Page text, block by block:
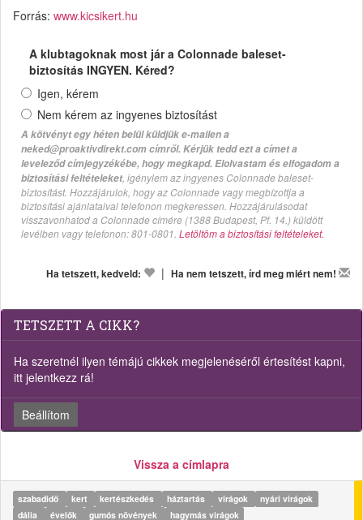
Forrás: www.kicsikert.hu
A klubtagoknak most jár a Colonnade baleset-
biztosítás INGYEN. Kéred?
Igen, kérem
Nem kérem az ingyenes biztosítást
A kötvényt egy héten belül küldjük e-mailen a
neked@proaktivdirekt.com címről. Kérjük tedd ezt a címet a
leveleződ címjegyzékébe, hogy megkapd. Elolvastam és elfogadom a
biztosítási feltételeket, igénylem az ingyenes Colonnade baleset-
biztosítást. Hozzájárulok, hogy az Colonnade vagy megbízottja a
biztosítási ajánlataival telefonon megkeressen. Hozzájárulásodat
visszavonhatod a Colonnade címére (1388 Budapest, Pf. 14.) küldött
levélben vagy telefonon: 801-0801. Letöltöm a biztosítási feltételeket.
Ha tetszett, kedveld: | Ha nem tetszett, írd meg miért nem!
TETSZETT A CIKK?
Ha szeretnél ilyen témájú cikkek megjelenéséről értesítést kapni,
itt jelentkezz rá!
Beállítom
Vissza a címlapra
szabadidő kert kertészkedés háztartás virágok
nyári virágok
dália
évelők gumós növények hagymás virágok